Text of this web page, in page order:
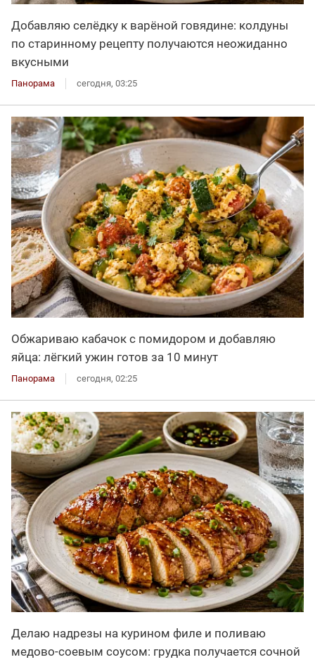
Добавляю селёдку к варёной говядине: колдуны
по старинному рецепту получаются неожиданно
вкусными
Панорама сегодня, 03:25
Обжариваю кабачок с помидором и добавляю
яйца: лёгкий ужин готов за 10 минут
Панорама сегодня, 02:25
Делаю надрезы на курином филе и поливаю
медово-соевым соусом: грудка получается сочной